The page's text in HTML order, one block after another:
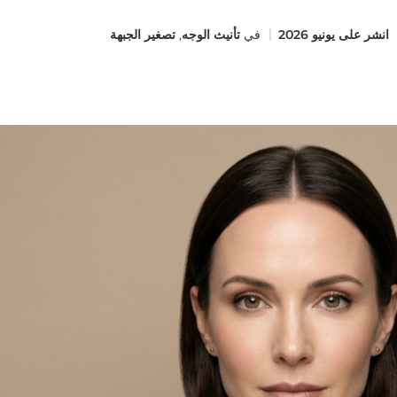
انشر على يونيو 2026 في تأنيث الوجه,تصغير الجبهة